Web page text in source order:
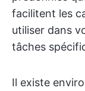
facilitent les
utiliser dans
tâches
Il existe